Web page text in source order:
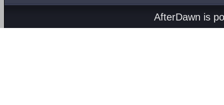
AfterDawn is